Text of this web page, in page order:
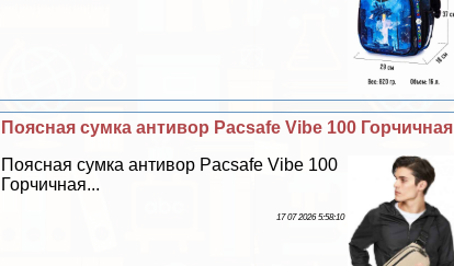
Поясная сумка антивор Pacsafe Vibe 100 Горчичная
Поясная сумка антивор Pacsafe Vibe 100
Горчичная...
17 07 2026 5:58:10